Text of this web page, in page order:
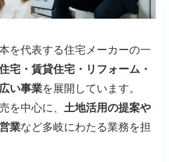
を代表する住宅メーカーの一
宅・賃貸住宅・リフォーム・
い事業を展開しています。
を中心に、 土地活用の提案や
業など多岐にわたる業務を担